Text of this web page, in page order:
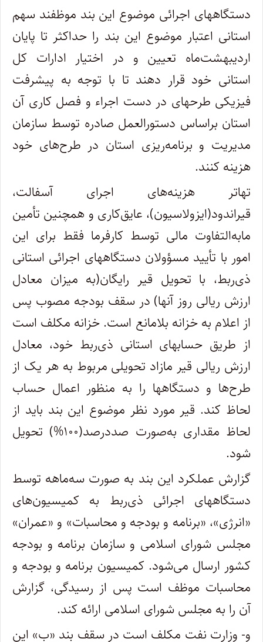
دستگاههای اجرائی موضوع این بند موظفند سهم
استانی اعتبار موضوع این بند را حداکثر تا پایان
اردیبهشت‌ماه تعیین و در اختیار ادارات کل
استانی خود قرار دهند تا با توجه به پیشرفت
فیزیکی طرحهای در دست اجراء و فصل کاری آن
استان براساس دستورالعمل صادره توسط سازمان
مدیریت و برنامه‌ریزی استان در طرح‌های خود
هزینه کنند.
تهاتر هزینه‌های اجرای آسفالت،
قیراندود(ایزولاسیون)، عایق‌کاری و همچنین تأمین
مابه‌التفاوت مالی توسط کارفرما فقط برای این
امور با تأیید مسؤولان دستگاههای اجرائی استانی
ذی‌ربط، با تحویل قیر رایگان(به میزان معادل
ارزش ریالی روز آنها) در سقف بودجه مصوب پس
از اعلام به خزانه بلامانع است. خزانه مکلف است
از طریق حسابهای استانی ذی‌ربط خود، معادل
ارزش ریالی قیر مازاد تحویلی مربوط به هر یک از
طرح‌ها و دستگاهها را به منظور اعمال حساب
لحاظ کند. قیر مورد نظر موضوع این بند باید از
لحاظ مقداری به‌صورت صددرصد(۱۰۰%) تحویل
شود.
گزارش عملکرد این بند به صورت سه‌ماهه توسط
دستگاههای اجرائی ذی‌ربط به کمیسیون‌های
«انرژی»، «برنامه و بودجه و محاسبات» و «عمران»
مجلس شورای اسلامی و سازمان برنامه و بودجه
کشور ارسال می‌شود. کمیسیون برنامه و بودجه و
محاسبات موظف است پس از رسیدگی، گزارش
آن را به مجلس شورای اسلامی ارائه کند.
و- وزارت نفت مکلف است در سقف بند «ب» این